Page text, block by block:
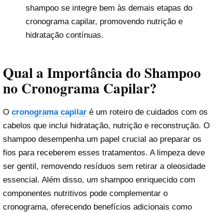
shampoo se integre bem às demais etapas do
cronograma capilar, promovendo nutrição e
hidratação contínuas.
Qual a Importância do Shampoo
no Cronograma Capilar?
O cronograma capilar é um roteiro de cuidados com os
cabelos que inclui hidratação, nutrição e reconstrução. O
shampoo desempenha um papel crucial ao preparar os
fios para receberem esses tratamentos. A limpeza deve
ser gentil, removendo resíduos sem retirar a oleosidade
essencial. Além disso, um shampoo enriquecido com
componentes nutritivos pode complementar o
cronograma, oferecendo benefícios adicionais como